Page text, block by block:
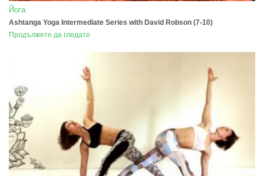
Йога
Ashtanga Yoga Intermediate Series with David Robson (7-10)
Продължете да гледате